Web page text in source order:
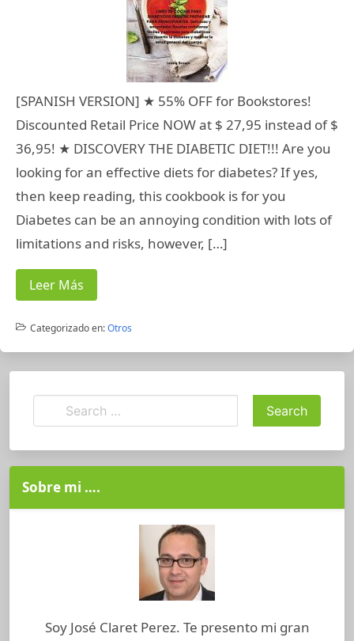
[SPANISH VERSION] ★ 55% OFF for Bookstores!
Discounted Retail Price NOW at $ 27,95 instead of $
36,95! ★ DISCOVERY THE DIABETIC DIET!!! Are you
looking for an effective diets for diabetes? If yes,
then keep reading, this cookbook is for you
Diabetes can be an annoying condition with lots of
limitations and risks, however, […]
Leer Más
Categorizado en:Otros
Sobre mi ….
Soy José Claret Perez. Te presento mi gran